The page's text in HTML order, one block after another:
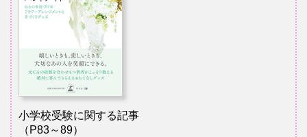
小学校受験に関する記事
（P83～89）